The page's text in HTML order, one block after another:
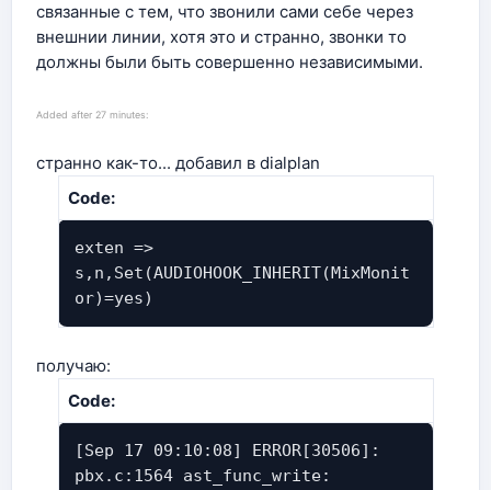
связанные с тем, что звонили сами себе через
внешнии линии, хотя это и странно, звонки то
должны были быть совершенно независимыми.
Added after 27 minutes:
странно как-то... добавил в dialplan
Code:
exten =>
s,n,Set(AUDIOHOOK_INHERIT(MixMonit
or)=yes)
получаю:
Code:
[Sep 17 09:10:08] ERROR[30506]:
pbx.c:1564 ast_func_write: